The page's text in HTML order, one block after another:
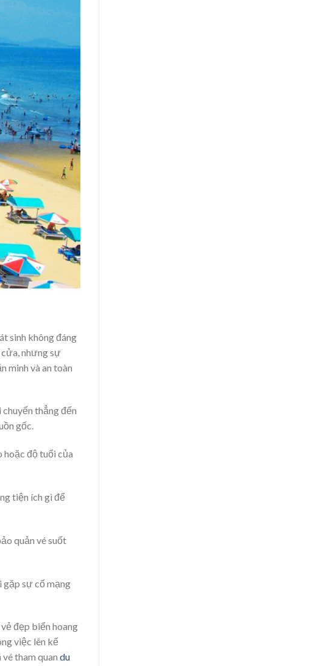
sinh không đáng
nhưng sự
minh và an toàn
thẳng đến
gốc.
hoặc độ tuổi của
tiện ích gì để
quản vé suốt
gặp sự cố mạng
đẹp biển hoang
việc lên kế
tham quan du